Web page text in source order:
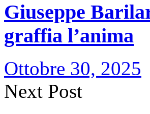
Giuseppe
graffia l’anima
Ottobre 30, 2025
Next Post